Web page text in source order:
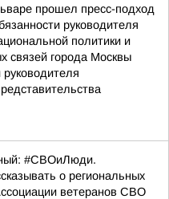
прошел пресс-подход
руководителя
политики и
связей города Москвы
#СВОиЛюди.
о региональных
ветеранов СВО